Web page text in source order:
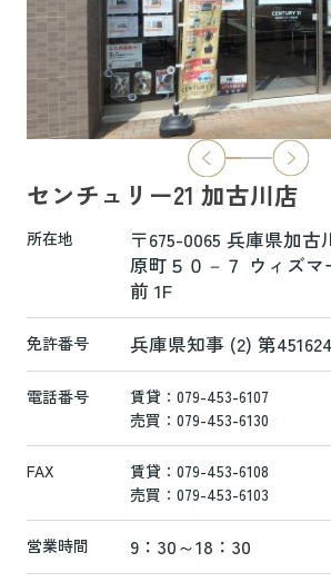
7.4万円
物件詳細へ
2026.06.29
本日より新ホームページへ完
新ホームページは検索も楽々♪
も対応済！
より見やすくなっております
是非一度ご覧ください(^^♪
センチュリー21 加古川店
所在地
〒675-0065 兵庫県加
原町５０－７ ウィズ
前 1F
免許番号 兵庫県知事 (2) 第
電話番号
賃貸：079-453-6107
売買：079-453-6130
FAX
賃貸：079-453-6108
売買：079-453-6103
営業時間 9：30～18：30